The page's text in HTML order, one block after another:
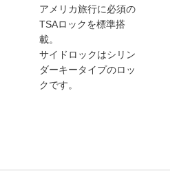
アメリカ旅行に必須の
TSAロックを標準搭
載。
サイドロックはシリン
ダーキータイプのロッ
クです。